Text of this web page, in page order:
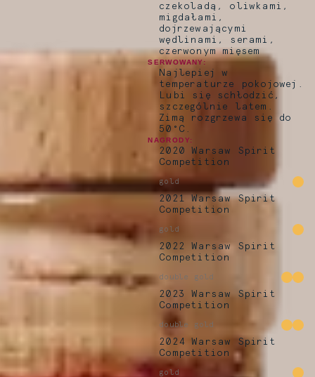
czekoladą, oliwkami,
migdałami,
dojrzewającymi
wędlinami, serami,
czerwonym mięsem
SERWOWANY:
Najlepiej w
temperaturze pokojowej.
Lubi się schłodzić,
szczególnie latem.
Zimą rozgrzewa się do
50°C.
NAGRODY:
2020 Warsaw Spirit
Competition
gold
2021 Warsaw Spirit
Competition
gold
2022 Warsaw Spirit
Competition
double gold
2023 Warsaw Spirit
Competition
double gold
2024 Warsaw Spirit
Competition
gold